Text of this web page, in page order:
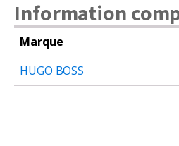
Information
Marque
HUGO BOSS